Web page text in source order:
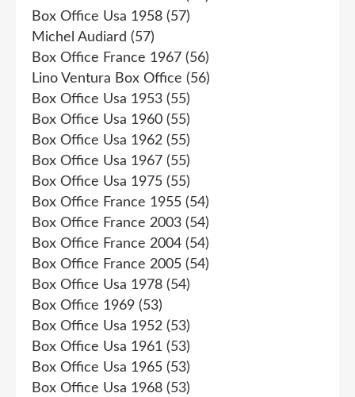
Box Office Usa 1958 (57)
Michel Audiard (57)
Box Office France 1967 (56)
Lino Ventura Box Office (56)
Box Office Usa 1953 (55)
Box Office Usa 1960 (55)
Box Office Usa 1962 (55)
Box Office Usa 1967 (55)
Box Office Usa 1975 (55)
Box Office France 1955 (54)
Box Office France 2003 (54)
Box Office France 2004 (54)
Box Office France 2005 (54)
Box Office Usa 1978 (54)
Box Office 1969 (53)
Box Office Usa 1952 (53)
Box Office Usa 1961 (53)
Box Office Usa 1965 (53)
Box Office Usa 1968 (53)